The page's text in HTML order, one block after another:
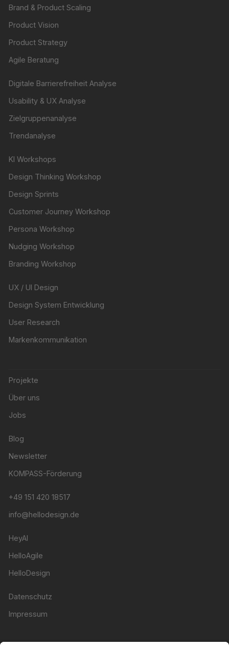
Brand & Product Scaling
Product Vision
Product Strategy
Agile Beratung
Digitale Barrierefreiheit Analyse
Usability & UX Analyse
Zielgruppenanalyse
Trendanalyse
KI Workshops
Design Thinking Workshop
Design Sprints
Customer Journey Workshop
Persona Workshop
Nudging Workshop
Branding Workshop
UX / UI Design
Design System Entwicklung
User Research
Markenkommunikation
Projekte
Über uns
Jobs
Blog
Newsletter
KOMPASS-Förderung
+49 151 420 18517
info@hellodesign.de
HeyAI
HelloAgile
HelloDesign
Datenschutz
Impressum